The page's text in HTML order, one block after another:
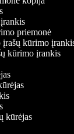
priemonė
kūrimo įrankis
kūrimo įrankis